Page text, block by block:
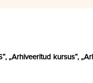
„Arhiveeritud kursus“,